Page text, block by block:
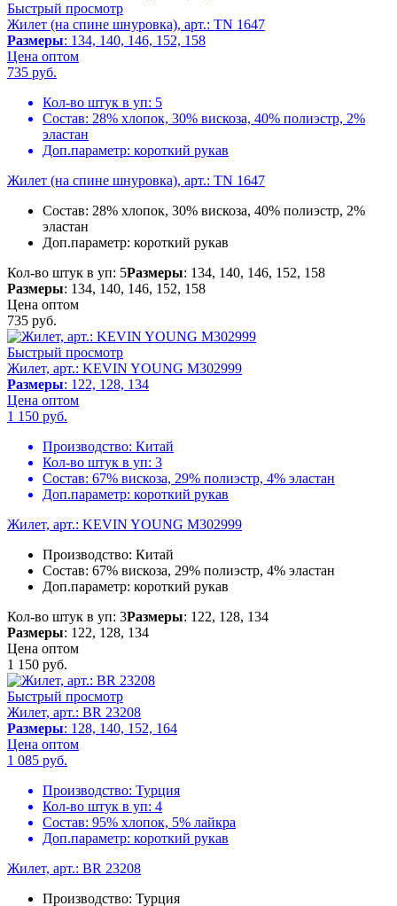
Быстрый просмотр
Жилет (на спине шнуровка), арт.: TN 1647
Размеры: 134, 140, 146, 152, 158
Цена оптом
735 руб.
Кол-во штук в уп: 5
Состав: 28% хлопок, 30% вискоза, 40% полиэстр, 2%
эластан
Доп.параметр: короткий рукав
Жилет (на спине шнуровка), арт.: TN 1647
Состав: 28% хлопок, 30% вискоза, 40% полиэстр, 2%
эластан
Доп.параметр: короткий рукав
Кол-во штук в уп: 5Размеры: 134, 140, 146, 152, 158
Размеры: 134, 140, 146, 152, 158
Цена оптом
735 руб.
Быстрый просмотр
Жилет, арт.: KEVIN YOUNG M302999
Размеры: 122, 128, 134
Цена оптом
1 150 руб.
Производство: Китай
Кол-во штук в уп: 3
Состав: 67% вискоза, 29% полиэстр, 4% эластан
Доп.параметр: короткий рукав
Жилет, арт.: KEVIN YOUNG M302999
Производство: Китай
Состав: 67% вискоза, 29% полиэстр, 4% эластан
Доп.параметр: короткий рукав
Кол-во штук в уп: 3Размеры: 122, 128, 134
Размеры: 122, 128, 134
Цена оптом
1 150 руб.
Быстрый просмотр
Жилет, арт.: BR 23208
Размеры: 128, 140, 152, 164
Цена оптом
1 085 руб.
Производство: Турция
Кол-во штук в уп: 4
Состав: 95% хлопок, 5% лайкра
Доп.параметр: короткий рукав
Жилет, арт.: BR 23208
Производство: Турция